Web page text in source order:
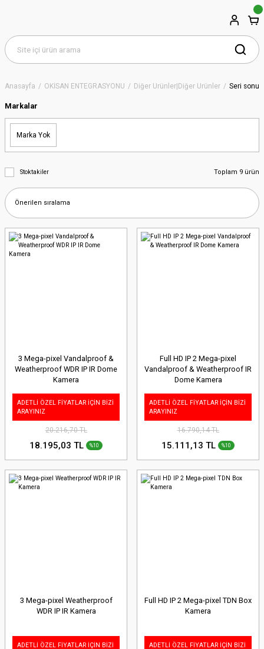
Anasayfa OKİSAN ENTEGRASYONU Diğer Ürünler|Diğer Ürünler Seri sonu
Markalar
Marka Yok
Stoktakiler Toplam 9 ürün
3 Mega-pixel Vandalproof &
Weatherproof WDR IP IR Dome
Kamera
ADETLİ ÖZEL FİYATLAR İÇİN BİZİ
ARAYINIZ
20.216,70 TL
18.195,03 TL %10
Full HD IP 2 Mega-pixel
Vandalproof & Weatherproof IR
Dome Kamera
ADETLİ ÖZEL FİYATLAR İÇİN BİZİ
ARAYINIZ
16.790,14 TL
15.111,13 TL %10
3 Mega-pixel Weatherproof
WDR IP IR Kamera
ADETLİ ÖZEL FİYATLAR İÇİN BİZİ
Full HD IP 2 Mega-pixel TDN Box
Kamera
ADETLİ ÖZEL FİYATLAR İÇİN BİZİ